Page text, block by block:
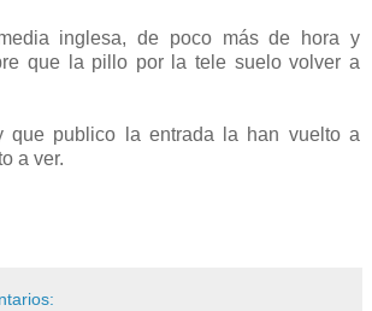
inglesa, de poco más de hora y
que la pillo por la tele suelo volver a
que publico la entrada la han vuelto a
a ver.